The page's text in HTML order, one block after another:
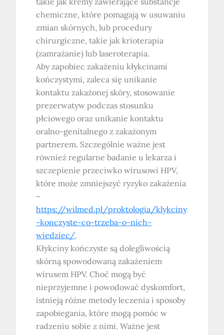
chemiczne, które pomagają w usuwaniu
zmian skórnych, lub procedury
chirurgiczne, takie jak krioterapia
(zamrażanie) lub laseroterapia.
Aby zapobiec zakażeniu kłykcinami
kończystymi, zaleca się unikanie
kontaktu zakażonej skóry, stosowanie
prezerwatyw podczas stosunku
płciowego oraz unikanie kontaktu
oralno-genitalnego z zakażonym
partnerem. Szczególnie ważne jest
również regularne badanie u lekarza i
szczepienie przeciwko wirusowi HPV,
które może zmniejszyć ryzyko zakażenia
–
https://wilmed.pl/proktologia/klykciny
-konczyste-co-trzeba-o-nich-
wiedziec/.
Kłykciny kończyste są dolegliwością
skórną spowodowaną zakażeniem
wirusem HPV. Choć mogą być
nieprzyjemne i powodować dyskomfort,
istnieją różne metody leczenia i sposoby
zapobiegania, które mogą pomóc w
radzeniu sobie z nimi. Ważne jest